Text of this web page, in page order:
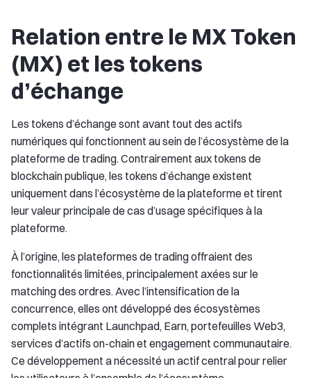
Relation entre le MX Token
(MX) et les tokens
d’échange
Les tokens d’échange sont avant tout des actifs
numériques qui fonctionnent au sein de l’écosystème de la
plateforme de trading. Contrairement aux tokens de
blockchain publique, les tokens d’échange existent
uniquement dans l’écosystème de la plateforme et tirent
leur valeur principale de cas d’usage spécifiques à la
plateforme.
À l’origine, les plateformes de trading offraient des
fonctionnalités limitées, principalement axées sur le
matching des ordres. Avec l’intensification de la
concurrence, elles ont développé des écosystèmes
complets intégrant Launchpad, Earn, portefeuilles Web3,
services d’actifs on-chain et engagement communautaire.
Ce développement a nécessité un actif central pour relier